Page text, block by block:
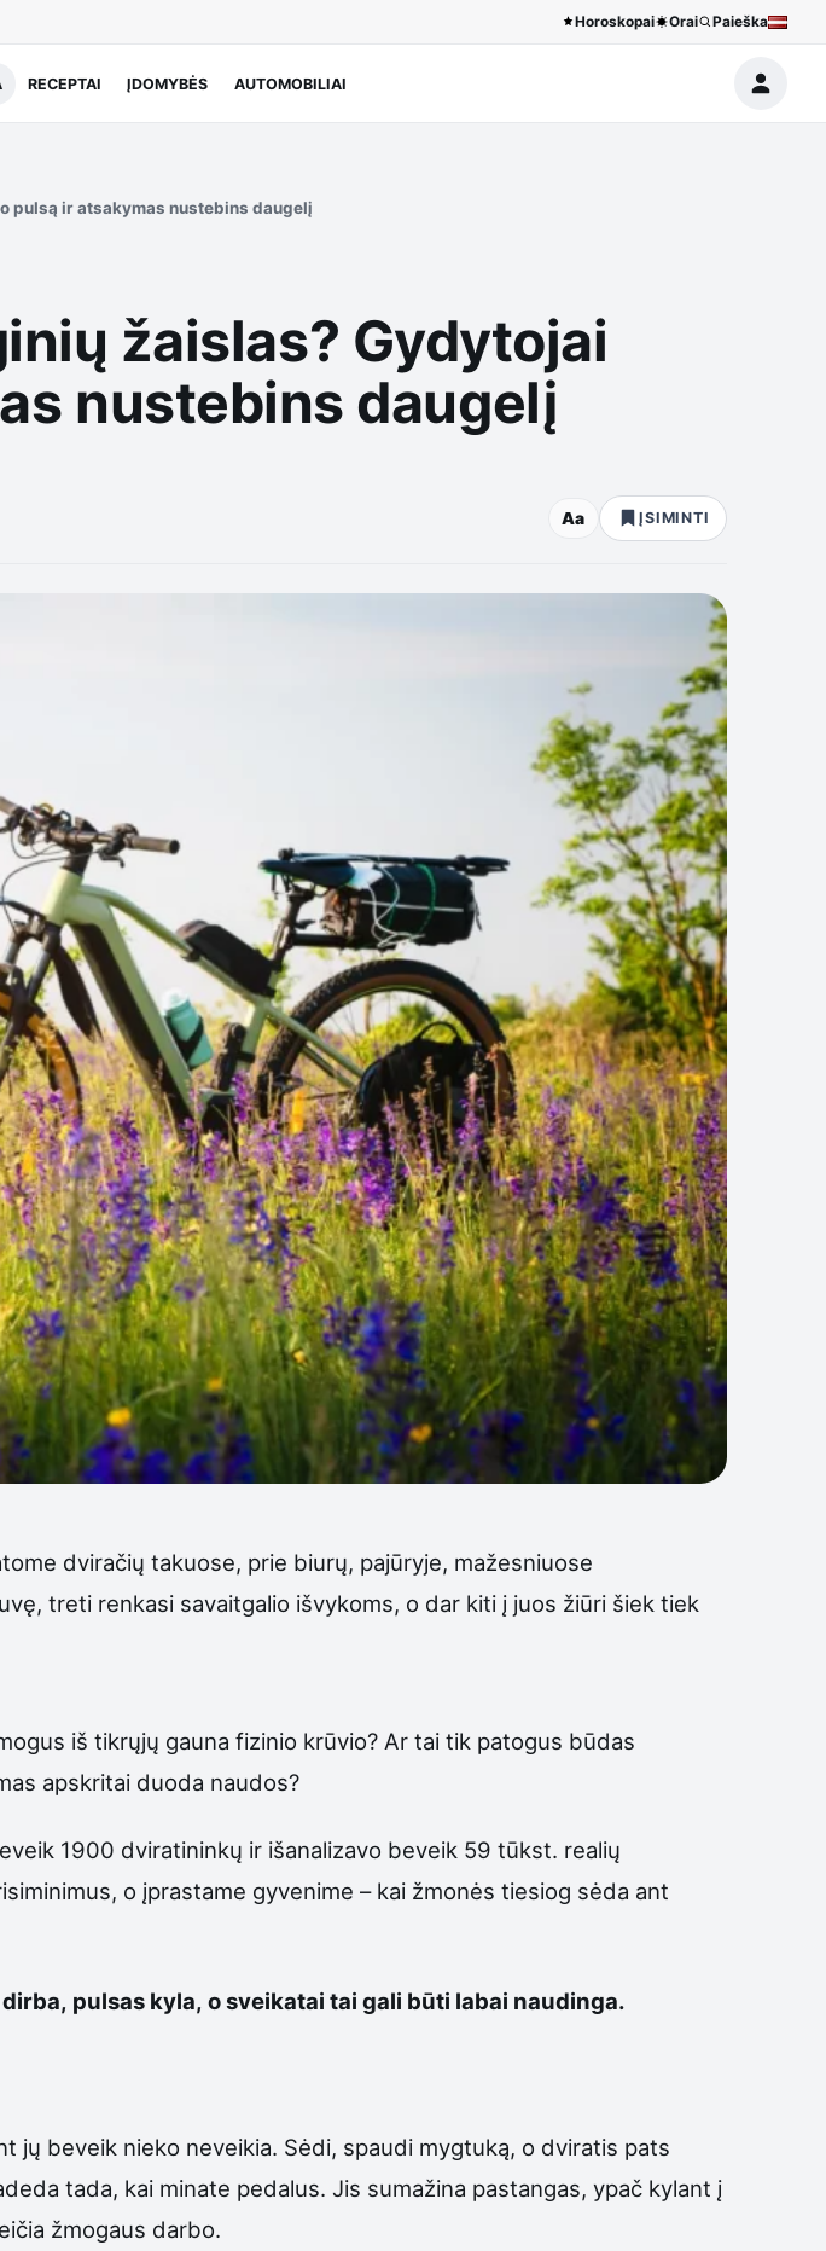
Horoskopai Orai Paieška
RECEPTAI ĮDOMYBĖS AUTOMOBILIAI
pulsą ir atsakymas nustebins daugelį
žaislas? Gydytojai
nustebins daugelį
Aa ĮSIMINTI
dviračių takuose, prie biurų, pajūryje, mažesniuose
treti renkasi savaitgalio išvykoms, o dar kiti į juos žiūri šiek tiek
iš tikrųjų gauna fizinio krūvio? Ar tai tik patogus būdas
apskritai duoda naudos?
1900 dviratininkų ir išanalizavo beveik 59 tūkst. realių
o įprastame gyvenime – kai žmonės tiesiog sėda ant
pulsas kyla, o sveikatai tai gali būti labai naudinga.
jų beveik nieko neveikia. Sėdi, spaudi mygtuką, o dviratis pats
tada, kai minate pedalus. Jis sumažina pastangas, ypač kylant į
žmogaus darbo.